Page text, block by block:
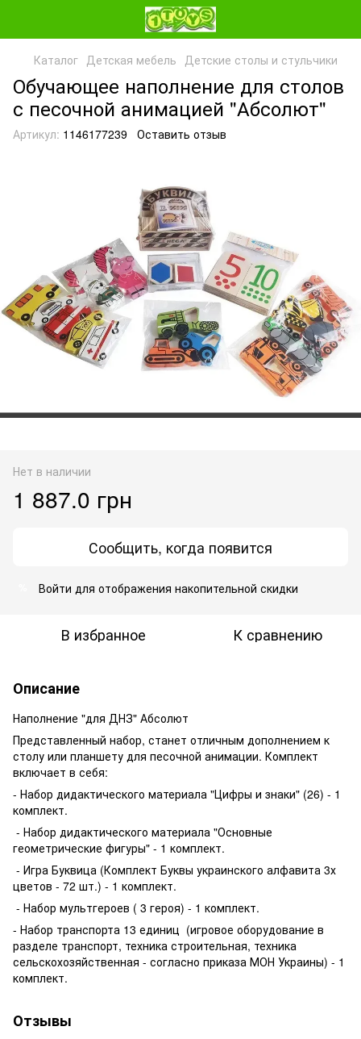
Каталог Детская мебель Детские столы и стульчики
Обучающее наполнение для столов
с песочной анимацией "Абсолют"
Артикул: 1146177239 Оставить отзыв
Нет в наличии
1 887.0 грн
Сообщить, когда появится
Войти для отображения накопительной скидки
В избранное К сравнению
Описание
Наполнение "для ДНЗ" Абсолют
Представленный набор, станет отличным дополнением к
столу или планшету для песочной анимации. Комплект
включает в себя:
- Набор дидактического материала "Цифры и знаки" (26) - 1
комплект.
- Набор дидактического материала "Основные
геометрические фигуры" - 1 комплект.
- Игра Буквица (Комплект Буквы украинского алфавита 3х
цветов - 72 шт.) - 1 комплект.
- Набор мультгероев ( 3 героя) - 1 комплект.
- Набор транспорта 13 единиц (игровое оборудование в
разделе транспорт, техника строительная, техника
сельскохозяйственная - согласно приказа МОН Украины) - 1
комплект.
Отзывы